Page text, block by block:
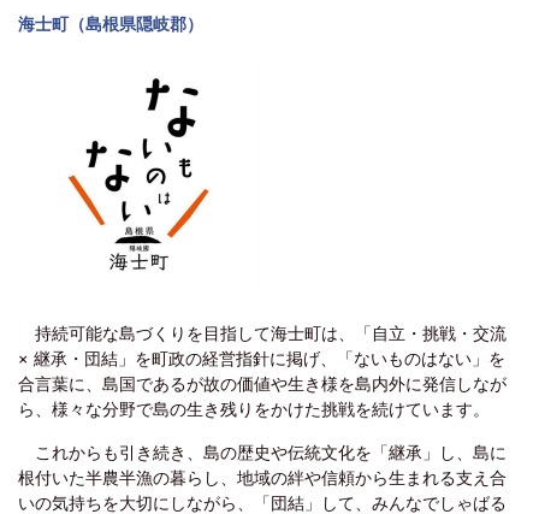
海士町（島根県隠岐郡）
持続可能な島づくりを目指して海士町は、「自立・挑戦・交流
× 継承・団結」を町政の経営指針に掲げ、「ないものはない」を
合言葉に、島国であるが故の価値や生き様を島内外に発信しなが
ら、様々な分野で島の生き残りをかけた挑戦を続けています。
これからも引き続き、島の歴史や伝統文化を「継承」し、島に
根付いた半農半漁の暮らし、地域の絆や信頼から生まれる支え合
いの気持ちを大切にしながら、「団結」して、みんなでしゃばる